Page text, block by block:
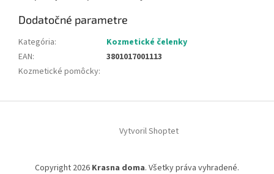
Dodatočné parametre
Kategória:
Kozmetické čelenky
EAN:
3801017001113
Kozmetické pomôcky:
Vytvoril Shoptet
Copyright 2026 Krasna doma. Všetky práva vyhradené.